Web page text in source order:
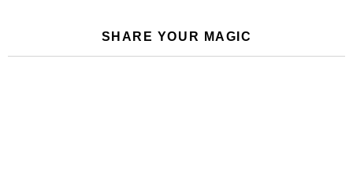
SHARE YOUR MAGIC